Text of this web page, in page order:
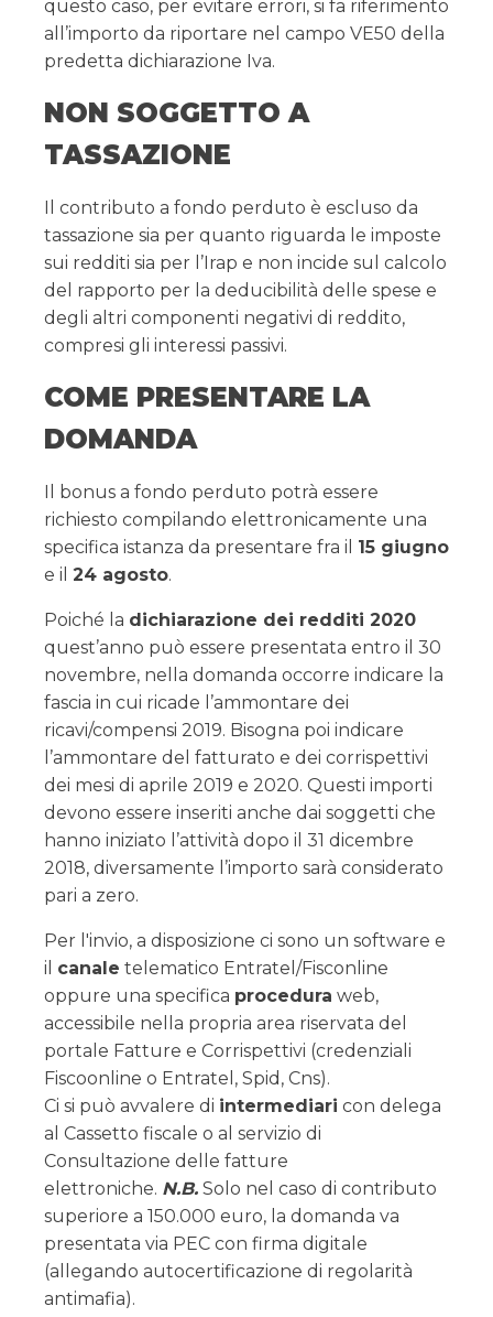
questo caso, per evitare errori, si fa riferimento
all’importo da riportare nel campo VE50 della
predetta dichiarazione Iva.
NON SOGGETTO A
TASSAZIONE
Il contributo a fondo perduto è escluso da
tassazione sia per quanto riguarda le imposte
sui redditi sia per l’Irap e non incide sul calcolo
del rapporto per la deducibilità delle spese e
degli altri componenti negativi di reddito,
compresi gli interessi passivi.
COME PRESENTARE LA
DOMANDA
Il bonus a fondo perduto potrà essere
richiesto compilando elettronicamente una
specifica istanza da presentare fra il 15 giugno
e il 24 agosto.
Poiché la dichiarazione dei redditi 2020
quest’anno può essere presentata entro il 30
novembre, nella domanda occorre indicare la
fascia in cui ricade l’ammontare dei
ricavi/compensi 2019. Bisogna poi indicare
l’ammontare del fatturato e dei corrispettivi
dei mesi di aprile 2019 e 2020. Questi importi
devono essere inseriti anche dai soggetti che
hanno iniziato l’attività dopo il 31 dicembre
2018, diversamente l’importo sarà considerato
pari a zero.
Per l'invio, a disposizione ci sono un software e
il canale telematico Entratel/Fisconline
oppure una specifica procedura web,
accessibile nella propria area riservata del
portale Fatture e Corrispettivi (credenziali
Fiscoonline o Entratel, Spid, Cns).
Ci si può avvalere di intermediari con delega
al Cassetto fiscale o al servizio di
Consultazione delle fatture
elettroniche. N.B. Solo nel caso di contributo
superiore a 150.000 euro, la domanda va
presentata via PEC con firma digitale
(allegando autocertificazione di regolarità
antimafia).